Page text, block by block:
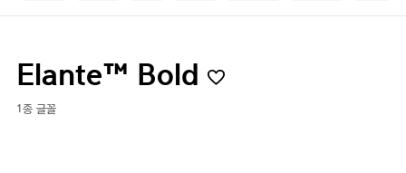
Elante™ Bold
1종 글꼴